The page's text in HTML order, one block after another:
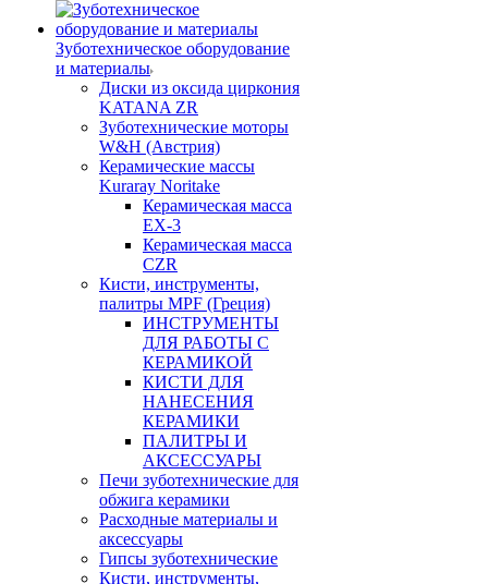
Зуботехническое оборудование
и материалы
Диски из оксида циркония
KATANA ZR
Зуботехнические моторы
W&H (Австрия)
Керамические массы
Kuraray Noritake
Керамическая масса
EX-3
Керамическая масса
CZR
Кисти, инструменты,
палитры MPF (Греция)
ИНСТРУМЕНТЫ
ДЛЯ РАБОТЫ С
КЕРАМИКОЙ
КИСТИ ДЛЯ
НАНЕСЕНИЯ
КЕРАМИКИ
ПАЛИТРЫ И
АКСЕССУАРЫ
Печи зуботехнические для
обжига керамики
Расходные материалы и
аксессуары
Гипсы зуботехнические
Кисти, инструменты,